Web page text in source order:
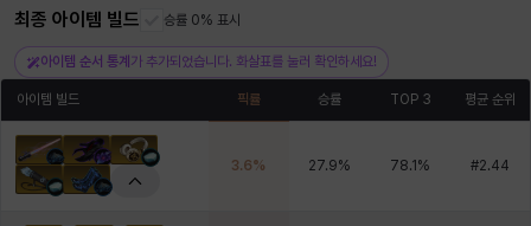
헤이즈 헨리 현우 혜진 히스이
최종 아이템 빌드 승률 0% 표시
아이템 순서 통계 가 추가되었습니다. 화살표를 눌러 확인하세요!
아이템 빌드 픽률 승률 TOP 3 평균 순위
3.6% 27.9% 78.1 % #2.44